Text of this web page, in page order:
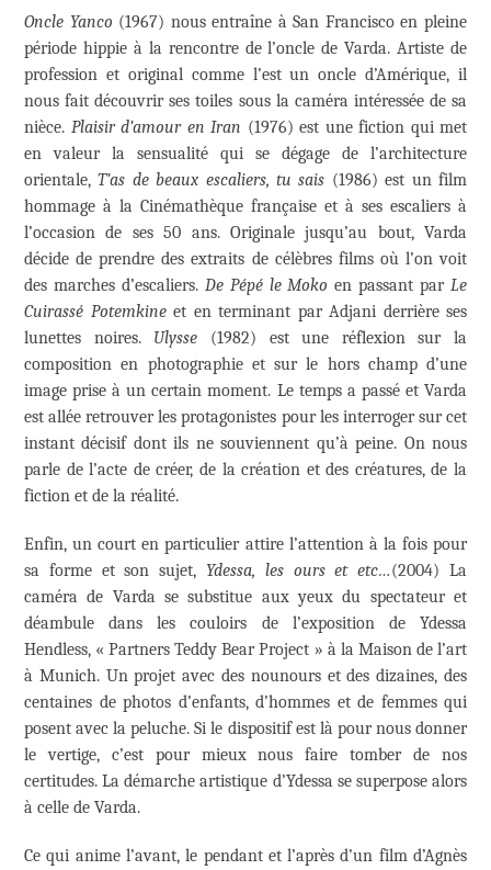
Oncle Yanco (1967) nous entraîne à San Francisco en pleine
période hippie à la rencontre de l’oncle de Varda. Artiste de
profession et original comme l’est un oncle d’Amérique, il
nous fait découvrir ses toiles sous la caméra intéressée de sa
nièce. Plaisir d’amour en Iran (1976) est une fiction qui met
en valeur la sensualité qui se dégage de l’architecture
orientale,T’as de beaux escaliers, tu sais (1986) est un film
hommage à la Cinémathèque française et à ses escaliers à
l’occasion de ses 50 ans. Originale jusqu’au bout, Varda
décide de prendre des extraits de célèbres films où l’on voit
des marches d’escaliers. De Pépé le Moko en passant parLe
Cuirassé Potemkineet en terminant par Adjani derrière ses
lunettes noires. Ulysse (1982) est une réflexion sur la
composition en photographie et sur le hors champ d’une
image prise à un certain moment. Le temps a passé et Varda
est allée retrouver les protagonistes pour les interroger sur cet
instant décisif dont ils ne souviennent qu’à peine. On nous
parle de l’acte de créer, de la création et des créatures, de la
fiction et de la réalité.
Enfin, un court en particulier attire l’attention à la fois pour
sa forme et son sujet, Ydessa, les ours et etc…(2004) La
caméra de Varda se substitue aux yeux du spectateur et
déambule dans les couloirs de l’exposition de Ydessa
Hendless, « Partners Teddy Bear Project » à la Maison de l’art
à Munich. Un projet avec des nounours et des dizaines, des
centaines de photos d’enfants, d’hommes et de femmes qui
posent avec la peluche. Si le dispositif est là pour nous donner
le vertige, c’est pour mieux nous faire tomber de nos
certitudes. La démarche artistique d’Ydessa se superpose alors
à celle de Varda.
Ce qui anime l’avant, le pendant et l’après d’un film d’Agnès